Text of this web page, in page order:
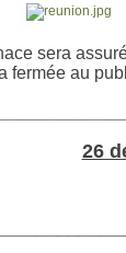
sera
fermée au
26